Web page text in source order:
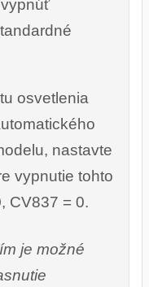
osvetlenia
nastavte
vypnutie tohto
CV837 = 0.
je možné